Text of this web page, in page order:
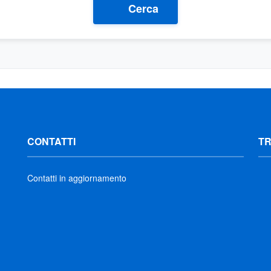
Cerca
CONTATTI
Contatti in aggiornamento